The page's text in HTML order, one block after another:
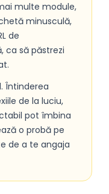
multe module,
minusculă,
de
ca să păstrezi
Întinderea
de la luciu,
pot îmbina
o probă pe
de a te angaja